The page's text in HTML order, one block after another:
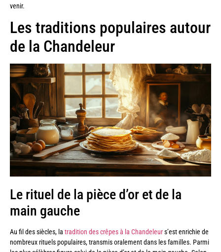
venir.
Les traditions populaires autour
de la Chandeleur
Le rituel de la pièce d’or et de la
main gauche
Au fil des siècles, la tradition des crêpes à la Chandeleurs’est enrichie de
nombreux rituels populaires, transmis oralement dans les familles. Parmi